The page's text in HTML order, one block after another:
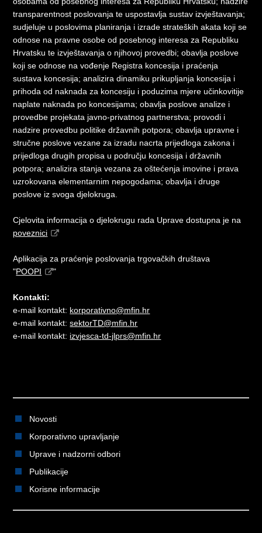
transparentnost poslovanja te uspostavlja sustav izvještavanja;
sudjeluje u poslovima planiranja i izrade strateških akata koji se
odnose na pravne osobe od posebnog interesa za Republiku
Hrvatsku te izvještavanja o njihovoj provedbi; obavlja poslove
koji se odnose na vođenje Registra koncesija i praćenja
sustava koncesija; analizira dinamiku prikupljanja koncesija i
prihoda od naknada za koncesiju i poduzima mjere učinkovitije
naplate naknada po koncesijama; obavlja poslove analize i
provedbe projekata javno-privatnog partnerstva; provodi i
nadzire provedbu politike državnih potpora; obavlja upravne i
stručne poslove vezane za izradu nacrta prijedloga zakona i
prijedloga drugih propisa u području koncesija i državnih
potpora; analizira stanja vezana za oštećenja imovine i prava
uzrokovana elementarnim nepogodama; obavlja i druge
poslove iz svoga djelokruga.
Cjelovita informacija o djelokrugu rada Uprave dostupna je na
poveznici
Aplikacija za praćenje poslovanja trgovačkih društava
"POOPI "
Kontakti:
e-mail kontakt: korporativno@mfin.hr
e-mail kontakt:sektorTD@mfin.hr
e-mail kontakt: izvjesca-td-jlprs@mfin.hr
Novosti
Korporativno upravljanje
Uprave i nadzorni odbori
Publikacije
Korisne informacije